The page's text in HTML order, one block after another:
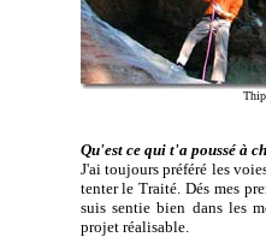
Qu'est ce qui t'a poussé à
J'ai toujours préféré les
tenter le Traité. Dés mes
suis sentie bien dans les
projet réalisable.